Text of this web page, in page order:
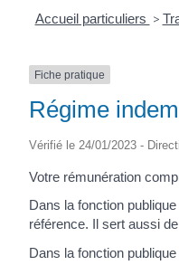
Accueil particuliers >
Fiche pratique
Régime
Vérifié le 24/01/2023 -
Votre rémunération
Dans la fonction
référence. Il sert aussi
Dans la fonction